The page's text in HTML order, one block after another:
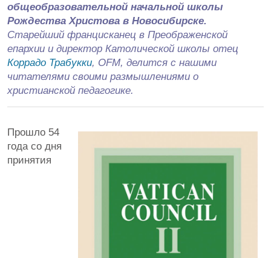
общеобразовательной начальной школы
Рождества Христова в Новосибирске.
Старейший францисканец в Преображенской
епархии и директор Католической школы отец
Коррадо Трабукки, OFM, делится с нашими
читателями своими размышлениями о
христианской педагогике.
Прошло 54
года со дня
принятия